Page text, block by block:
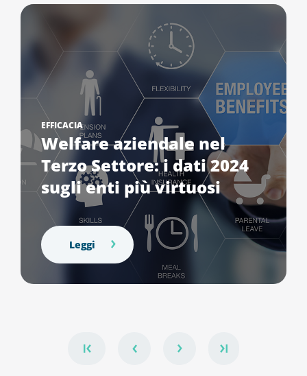
EFFICACIA
Welfare aziendale nel
Terzo Settore: i dati 2024
sugli enti più virtuosi
Leggi